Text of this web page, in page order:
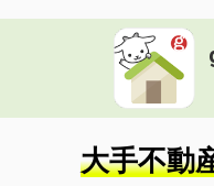
大手不動